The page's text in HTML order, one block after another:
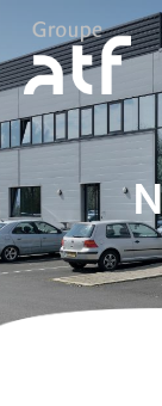
contenu
principal